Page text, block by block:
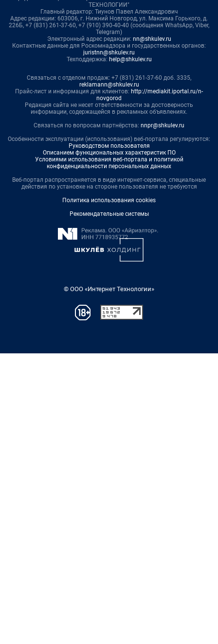
ТЕХНОЛОГИИ"
Главный редактор: Тиунов Павел Александрович
Адрес редакции: 603006, г. Нижний Новгород, ул. Максима Горького, д.
226Б, +7 (831) 261-37-60, +7 (910) 390-40-40 (сообщения WhatsApp, Viber,
Telegram)
Электронный адрес редакции: nn@shkulev.ru
Контактные данные для Роскомнадзора и государственных органов:
juristnn@shkulev.ru
Техподдержка: help@shkulev.ru
Связаться с отделом продаж: +7 (831) 261-37-60 доб. 3335,
reklamann@shkulev.ru
Прайс-лист и информация для клиентов: http://mediakit.iportal.ru/n-
novgorod
Редакция сайта не несет ответственности за достоверность
информации, содержащейся в рекламных объявлениях.
Связаться по вопросам партнёрства: nnpr@shkulev.ru
Особенности эксплуатации (использования) веб-портала регулируются:
Руководством пользователя
Описанием функциональных характеристик ПО
Условиями использования веб-портала и политикой
конфиденциальности персональных данных
Веб-портал распространяется в виде интернет-сервиса, специальные
действия по установке на стороне пользователя не требуются
Политика использования cookies
Рекомендательные системы
© ООО «Интернет Технологии»